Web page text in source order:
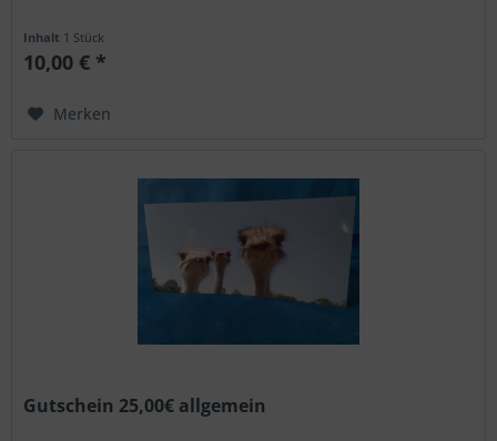
Inhalt 1 Stück
10,00 € *
Merken
Gutschein 25,00€ allgemein